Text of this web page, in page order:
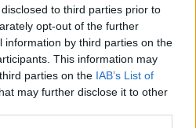
to third parties prior to
opt-out of the further
information by third parties on the
This information may
parties on the IAB’s List of
may further disclose it to other
Μαΐου 2018 20:45 #37869
gelio/proizvodstvo-samoletov-